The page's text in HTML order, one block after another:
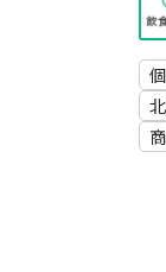
ソ
キ
レ
炊
ト